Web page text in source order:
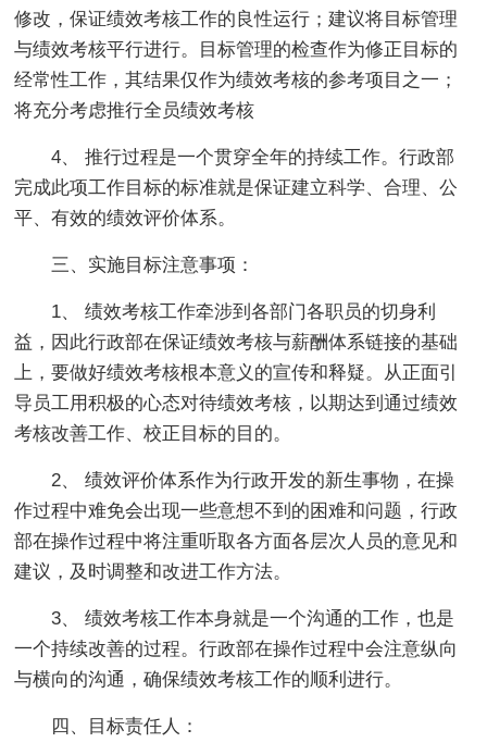
修改，保证绩效考核工作的良性运行；建议将目标管理
与绩效考核平行进行。目标管理的检查作为修正目标的
经常性工作，其结果仅作为绩效考核的参考项目之一；
将充分考虑推行全员绩效考核
4、 推行过程是一个贯穿全年的持续工作。行政部
完成此项工作目标的标准就是保证建立科学、合理、公
平、有效的绩效评价体系。
三、实施目标注意事项：
1、 绩效考核工作牵涉到各部门各职员的切身利
益，因此行政部在保证绩效考核与薪酬体系链接的基础
上，要做好绩效考核根本意义的宣传和释疑。从正面引
导员工用积极的心态对待绩效考核，以期达到通过绩效
考核改善工作、校正目标的目的。
2、 绩效评价体系作为行政开发的新生事物，在操
作过程中难免会出现一些意想不到的困难和问题，行政
部在操作过程中将注重听取各方面各层次人员的意见和
建议，及时调整和改进工作方法。
3、 绩效考核工作本身就是一个沟通的工作，也是
一个持续改善的过程。行政部在操作过程中会注意纵向
与横向的沟通，确保绩效考核工作的顺利进行。
四、目标责任人：